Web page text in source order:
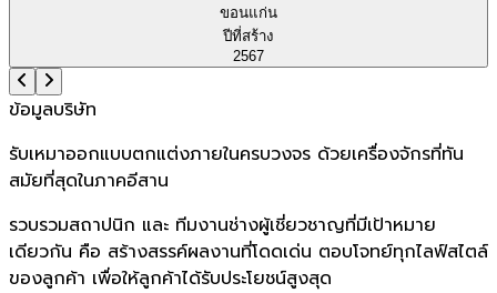
ขอนแก่น
ปีที่สร้าง
2567
ข้อมูลบริษัท
รับเหมาออกแบบตกแต่งภายในครบวงจร ด้วยเครื่องจักรที่ทัน
สมัยที่สุดในภาคอีสาน
รวบรวมสถาปนิก และ ทีมงานช่างผู้เชี่ยวชาญที่มีเป้าหมาย
เดียวกัน คือ สร้างสรรค์ผลงานที่โดดเด่น ตอบโจทย์ทุกไลฟ์สไตล์
ของลูกค้า เพื่อให้ลูกค้าได้รับประโยชน์สูงสุด